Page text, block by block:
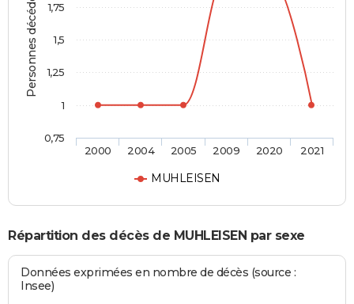
Personnes décédées
MUHLEISEN
2000 2004 2005 2009 2020 2021
0,75
1
1,25
1,5
1,75
Répartition des décès de MUHLEISEN par sexe
Données exprimées en nombre de décès (source :
Insee)